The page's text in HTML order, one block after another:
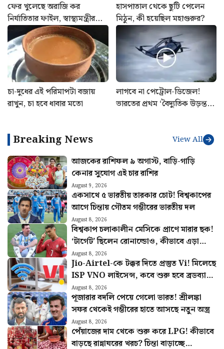
ফের খুলেছে অরাজি কর
নির্যাতিতার ফাইল, স্বাস্থ্যমন্ত্রীর
সাথে বৈঠক সেরে ঘোষণা
শুভেন্দু অধিকারীর
হাসপাতাল থেকে ছুটি পেলেন
মিঠুন, কী হয়েছিল মহাগুরুর?
চা-দুধের এই পরিমাপটা বজায়
রাখুন, চা হবে ধাবার মতো
লাগবে না পেট্রোল-ডিজেল!
ভারতের প্রথম ‘বৈদ্যুতিক উড়ন্ত
Breaking News View All
আজকের রাশিফল ৯ অগাস্ট, বাড়ি-গাড়ি
কেনার সুযোগ এই চার রাশির
August 9, 2026
একসাথে ৫ ভারতীয় তারকার চোট! বিশ্বকাপের
আগে চিন্তায় গৌতম গম্ভীরের ভারতীয় দল
August 8, 2026
বিশ্বকাপ চলাকালীন মেসিকে প্রাণে মারার ছক!
‘টার্গেট’ ছিলেন রোনাল্ডোও, কীভাবে এড়ানো
গেল হামলা?
August 8, 2026
Jio-Airtel-কে টক্কর দিতে প্রস্তুত Vi! মিলেছে
ISP VNO লাইসেন্স, কবে শুরু হবে ব্রডব্যান্ড
সার্ভিস?
August 8, 2026
পূজারার বদলি পেয়ে গেলো ভারত! শ্রীলঙ্কা
সফর থেকেই গম্ভীরের হাতে আসছে নতুন অস্ত্র
August 8, 2026
পেঁয়াজের দাম থেকে শুরু করে LPG! কীভাবে
বাড়ছে রান্নাঘরের খরচ? চিন্তা বাড়াচ্ছে